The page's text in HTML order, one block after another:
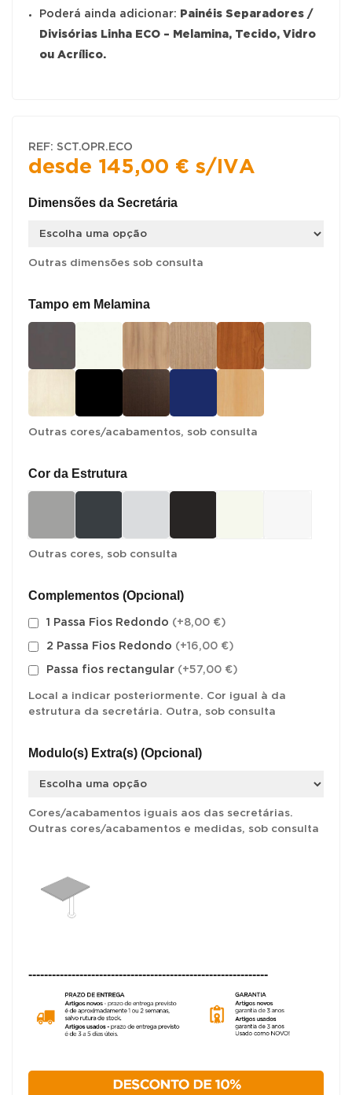
Poderá ainda adicionar: Painéis Separadores /
Divisórias Linha ECO – Melamina, Tecido, Vidro
ou Acrílico.
REF: SCT.OPR.ECO
desde 145,00 € s/IVA
Dimensões da Secretária
Outras dimensões sob consulta
Tampo em Melamina
Outras cores/acabamentos, sob consulta
Cor da Estrutura
Outras cores, sob consulta
Complementos (Opcional)
1 Passa Fios Redondo (+8,00 €)
2 Passa Fios Redondo (+16,00 €)
Passa fios rectangular (+57,00 €)
Local a indicar posteriormente. Cor igual à da
estrutura da secretária. Outra, sob consulta
Modulo(s) Extra(s) (Opcional)
Cores/acabamentos iguais aos das secretárias.
Outras cores/acabamentos e medidas, sob consulta
-------------------------------------------------------------